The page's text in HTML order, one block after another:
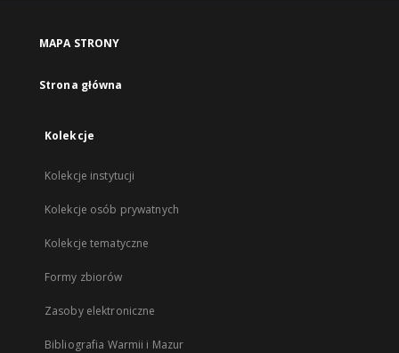
MAPA STRONY
Strona główna
Kolekcje
Kolekcje instytucji
Kolekcje osób prywatnych
Kolekcje tematyczne
Formy zbiorów
Zasoby elektroniczne
Bibliografia Warmii i Mazur